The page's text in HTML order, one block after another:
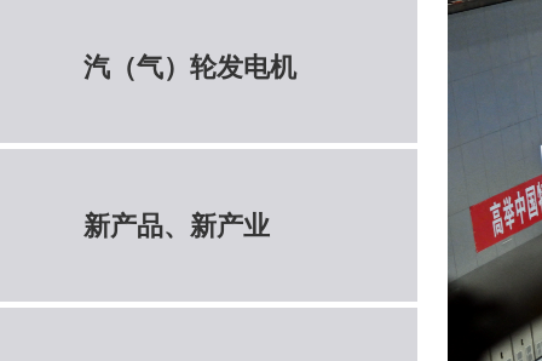
汽（气）轮发电机
新产品、新产业